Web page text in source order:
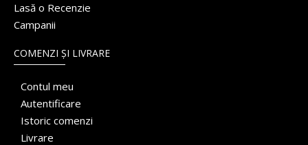
Lasă o Recenzie
Campanii
COMENZI ȘI LIVRARE
Contul meu
Autentificare
Istoric comenzi
Livrare